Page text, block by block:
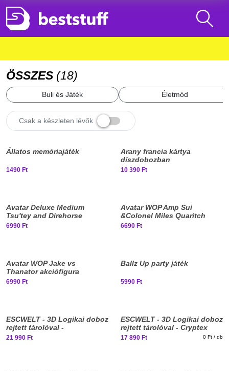
ÖSSZES (18)
Buli és Játék Életmód
Csak a készleten lévők
Állatos memóriajáték
1490 Ft
Arany francia kártya
díszdobozban
10 390 Ft
Avatar Deluxe Medium
Tsu'tey and Direhorse
akciófigura
6990 Ft
Avatar WOP Amp Sui
&Colonel Miles Quaritch
6690 Ft
Avatar WOP Jake vs
Thanator akciófigura
6990 Ft
Ballz Up party játék
5990 Ft
ESCWELT - 3D Logikai doboz
rejtett tárolóval -
Blackbeards Compass
21 990 Ft
ESCWELT - 3D Logikai doboz
rejtett tárolóval - Cryptex
17 890 Ft 0 Ft / db